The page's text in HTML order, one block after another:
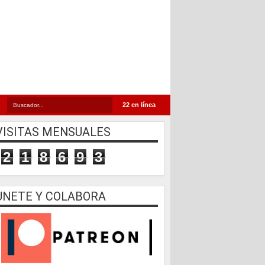
22 en línea
MENSUALES
2 1 8 6 9 3
Y COLABORA